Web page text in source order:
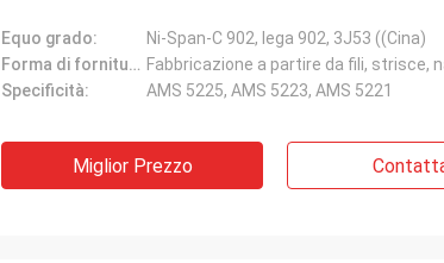
Equo grado:
Ni-Span-C 902, lega 902, 3J53 ((Cina)
Forma di fornitura: Fabbricazione a partire da fili, strisce,
Specificità:
AMS 5225, AMS 5223, AMS 5221
Miglior Prezzo